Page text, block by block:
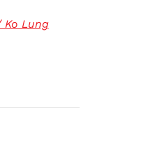
Ko Lung